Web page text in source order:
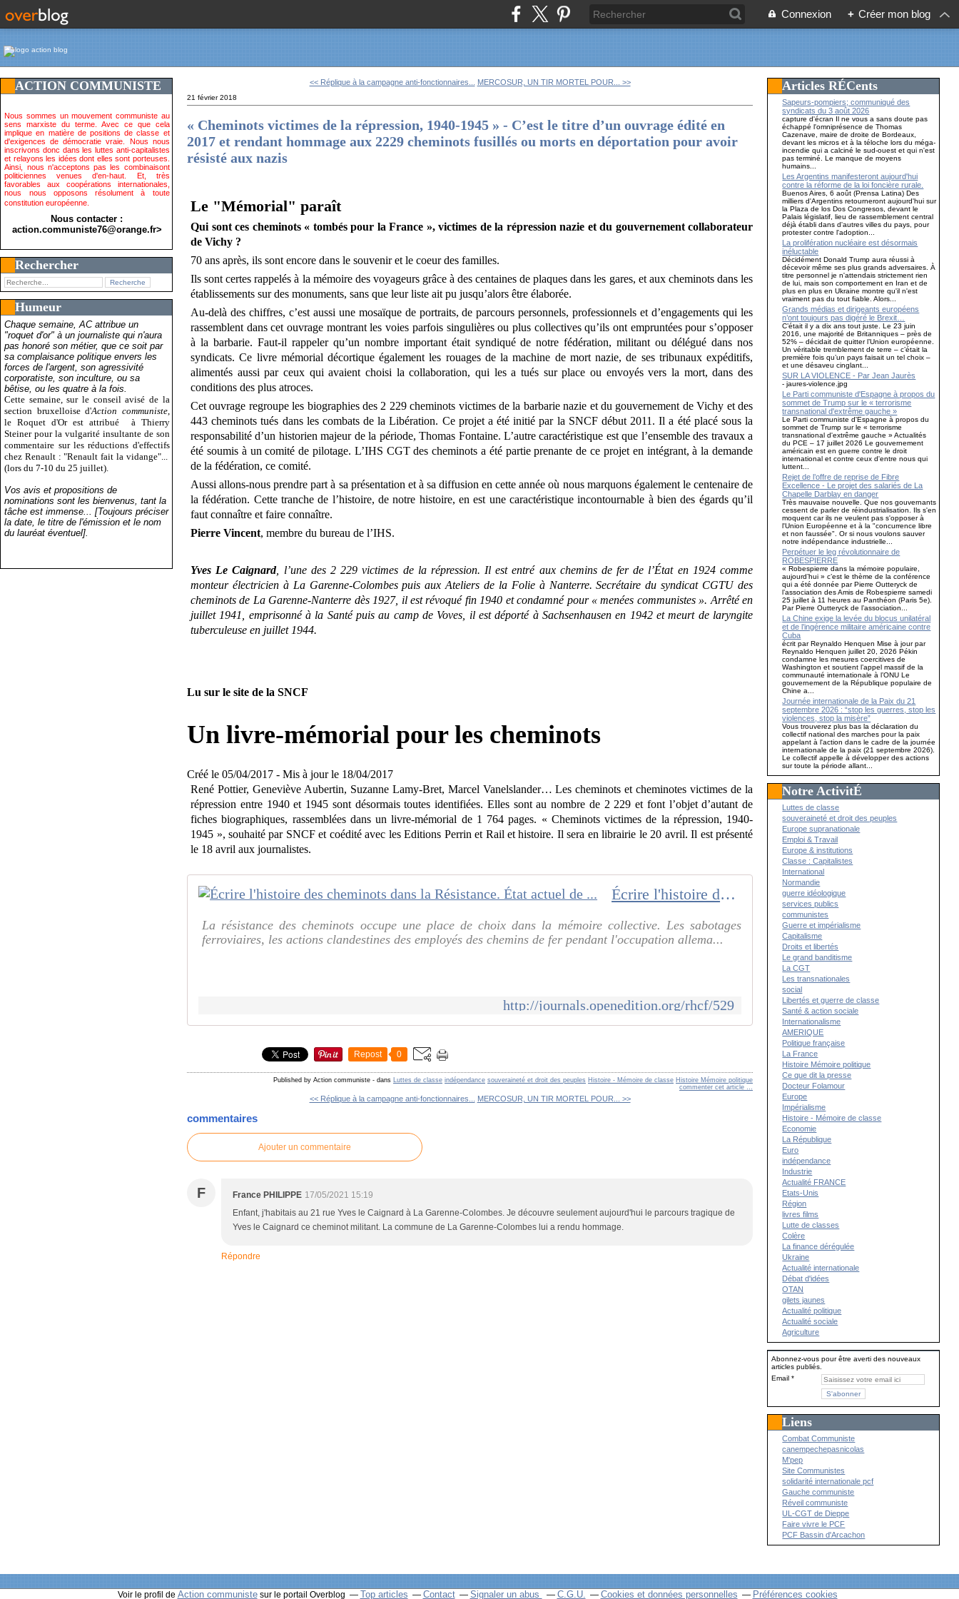
Connexion + Créer mon blog
ACTION COMMUNISTE
Nous sommes un mouvement communiste au
sens marxiste du terme. Avec ce que cela
implique en matière de positions de classe et
d'exigences de démocratie vraie. Nous nous
inscrivons donc dans les luttes anti-capitalistes
et relayons les idées dont elles sont porteuses.
Ainsi, nous n'acceptons pas les combinaisont
politiciennes venues d'en-haut. Et, très
favorables aux coopérations internationales,
nous nous opposons résolument à toute
constitution européenne.
Nous contacter :
action.communiste76@orange.fr>
Rechercher
Humeur
Chaque semaine, AC attribue un
"roquet d'or" à un journaliste qui n'aura
pas honoré son métier, que ce soit par
sa complaisance politique envers les
forces de l'argent, son agressivité
corporatiste, son inculture, ou sa
bêtise, ou les quatre à la fois.
Cette semaine, sur le conseil avisé de la
section bruxelloise d'Action communiste,
le Roquet d'Or est attribué
à Thierry
Steiner pour la vulgarité insultante de son
commentaire sur les réductions d'effectifs
chez Renault : "Renault fait la vidange"...
(lors du 7-10 du 25 juillet).
Vos avis et propositions de
nominations sont les bienvenus, tant la
tâche est immense... [Toujours préciser
la date, le titre de l'émission et le nom
du lauréat éventuel].
<< Réplique à la campagne anti-fonctionnaires... MERCOSUR, UN TIR MORTEL POUR... >>
21 février 2018
« Cheminots victimes de la répression, 1940-1945 » - C’est le titre d’un ouvrage édité en
2017 et rendant hommage aux 2229 cheminots fusillés ou morts en déportation pour avoir
résisté aux nazis
Le "Mémorial" paraît
Qui sont ces cheminots « tombés pour la France », victimes de la répression nazie et du gouvernement collaborateur
de Vichy ?
70 ans après, ils sont encore dans le souvenir et le coeur des familles.
Ils sont certes rappelés à la mémoire des voyageurs grâce à des centaines de plaques dans les gares, et aux cheminots dans les
établissements sur des monuments, sans que leur liste ait pu jusqu’alors être élaborée.
Au-delà des chiffres, c’est aussi une mosaïque de portraits, de parcours personnels, professionnels et d’engagements qui les
rassemblent dans cet ouvrage montrant les voies parfois singulières ou plus collectives qu’ils ont empruntées pour s’opposer
à la barbarie. Faut-il rappeler qu’un nombre important était syndiqué de notre fédération, militant ou délégué dans nos
syndicats. Ce livre mémorial décortique également les rouages de la machine de mort nazie, de ses tribunaux expéditifs,
alimentés aussi par ceux qui avaient choisi la collaboration, qui les a tués sur place ou envoyés vers la mort, dans des
conditions des plus atroces.
Cet ouvrage regroupe les biographies des 2 229 cheminots victimes de la barbarie nazie et du gouvernement de Vichy et des
443 cheminots tués dans les combats de la Libération. Ce projet a été initié par la SNCF début 2011. Il a été placé sous la
responsabilité d’un historien majeur de la période, Thomas Fontaine. L’autre caractéristique est que l’ensemble des travaux a
été soumis à un comité de pilotage. L’IHS CGT des cheminots a été partie prenante de ce projet en intégrant, à la demande
de la fédération, ce comité.
Aussi allons-nous prendre part à sa présentation et à sa diffusion en cette année où nous marquons également le centenaire de
la fédération. Cette tranche de l’histoire, de notre histoire, en est une caractéristique incontournable à bien des égards qu’il
faut connaître et faire connaître.
Pierre Vincent, membre du bureau de l’IHS.
Yves Le Caignard, l’une des 2 229 victimes de la répression. Il est entré aux chemins de fer de l’État en 1924 comme
monteur électricien à La Garenne-Colombes puis aux Ateliers de la Folie à Nanterre. Secrétaire du syndicat CGTU des
cheminots de La Garenne-Nanterre dès 1927, il est révoqué fin 1940 et condamné pour « menées communistes ». Arrêté en
juillet 1941, emprisonné à la Santé puis au camp de Voves, il est déporté à Sachsenhausen en 1942 et meurt de laryngite
tuberculeuse en juillet 1944.
Lu sur le site de la SNCF
Un livre-mémorialpour les cheminots
Créé le 05/04/2017 - Mis à jour le 18/04/2017
René Pottier, Geneviève Aubertin, Suzanne Lamy-Bret, Marcel Vanelslander… Les cheminots et cheminotes victimes de la
répression entre 1940 et 1945 sont désormais toutes identifiées. Elles sont au nombre de 2 229 et font l’objet d’autant de
fiches biographiques, rassemblées dans un livre-mémorial de 1 764 pages. « Cheminots victimes de la répression, 1940-
1945 », souhaité par SNCF et coédité avec les Editions Perrin et Rail et histoire. Il sera en librairie le 20 avril. Il est présenté
le 18 avril aux journalistes.
Écrire l'histoire des cheminots dans la Résistance. État actuel de ...
La résistance des cheminots occupe une place de choix dans la mémoire collective. Les sabotages
ferroviaires, les actions clandestines des employés des chemins de fer pendant l'occupation allema...
http://journals.openedition.org/rhcf/529
Repost 0
Published by Action communiste - dans Luttes de classe indépendance souveraineté et droit des peuples Histoire - Mémoire de classe Histoire Mémoire politique
commenter cet article …
<< Réplique à la campagne anti-fonctionnaires... MERCOSUR, UN TIR MORTEL POUR... >>
commentaires
Ajouter un commentaire
F France PHILIPPE 17/05/2021 15:19
Enfant, j'habitais au 21 rue Yves le Caignard à La Garenne-Colombes. Je découvre seulement aujourd'hui le parcours tragique de
Yves le Caignard ce cheminot militant. La commune de La Garenne-Colombes lui a rendu hommage.
Répondre
Articles RÉCents
Sapeurs-pompiers; communiqué des
syndicats du 3 août 2026
capture d'écran Il ne vous a sans doute pas
échappé l'omniprésence de Thomas
Cazenave, maire de droite de Bordeaux,
devant les micros et à la téloche lors du méga-
incendie qui a calciné le sud-ouest et qui n'est
pas terminé. Le manque de moyens
humains...
Les Argentins manifesteront aujourd'hui
contre la réforme de la loi foncière rurale.
Buenos Aires, 6 août (Prensa Latina) Des
milliers d'Argentins retourneront aujourd'hui sur
la Plaza de los Dos Congresos, devant le
Palais législatif, lieu de rassemblement central
déjà établi dans d'autres villes du pays, pour
protester contre l'adoption...
La prolifération nucléaire est désormais
inéluctable
Décidément Donald Trump aura réussi à
décevoir même ses plus grands adversaires. À
titre personnel je n'attendais strictement rien
de lui, mais son comportement en Iran et de
plus en plus en Ukraine montre qu'il n'est
vraiment pas du tout fiable. Alors...
Grands médias et dirigeants européens
n’ont toujours pas digéré le Brexit…
C’était il y a dix ans tout juste. Le 23 juin
2016, une majorité de Britanniques – près de
52% – décidait de quitter l’Union européenne.
Un véritable tremblement de terre – c’était la
première fois qu’un pays faisait un tel choix –
et une désaveu cinglant...
SUR LA VIOLENCE - Par Jean Jaurès
- jaures-violence.jpg
Le Parti communiste d'Espagne à propos du
sommet de Trump sur le « terrorisme
transnational d'extrême gauche »
Le Parti communiste d'Espagne à propos du
sommet de Trump sur le « terrorisme
transnational d'extrême gauche » Actualités
du PCE – 17 juillet 2026 Le gouvernement
américain est en guerre contre le droit
international et contre ceux d'entre nous qui
luttent...
Rejet de l’offre de reprise de Fibre
Excellence - Le projet des salariés de La
Chapelle Darblay en danger
Très mauvaise nouvelle. Que nos gouvernants
cessent de parler de réindustrialisation. Ils s'en
moquent car ils ne veulent pas s'opposer à
l'Union Européenne et à la "concurrence libre
et non faussée". Or si nous voulons sauver
notre indépendance industrielle...
Perpétuer le leg révolutionnaire de
ROBESPIERRE
« Robespierre dans la mémoire populaire,
aujourd’hui » c’est le thème de la conférence
qui a été donnée par Pierre Outteryck de
l’association des Amis de Robespierre samedi
25 juillet à 11 heures au Panthéon (Paris 5e).
Par Pierre Outteryck de l’association...
La Chine exige la levée du blocus unilatéral
et de l’ingérence militaire américaine contre
Cuba
écrit par Reynaldo Henquen Mise à jour par
Reynaldo Henquen juillet 20, 2026 Pékin
condamne les mesures coercitives de
Washington et soutient l’appel massif de la
communauté internationale à l’ONU Le
gouvernement de la République populaire de
Chine a...
Journée internationale de la Paix du 21
septembre 2026 : “stop les guerres, stop les
violences, stop la misère”
Vous trouverez plus bas la déclaration du
collectif national des marches pour la paix
appelant à l'action dans le cadre de la journée
internationale de la paix (21 septembre 2026).
Le collectif appelle à développer des actions
sur toute la période allant...
Notre ActivitÉ
Luttes de classe
souveraineté et droit des peuples
Europe supranationale
Emploi & Travail
Europe & institutions
Classe : Capitalistes
International
Normandie
guerre idéologique
services publics
communistes
Guerre et impérialisme
Capitalisme
Droits et libertés
Le grand banditisme
La CGT
Les transnationales
social
Libertés et guerre de classe
Santé & action sociale
Internationalisme
AMERIQUE
Politique française
La France
Histoire Mémoire politique
Ce que dit la presse
Docteur Folamour
Europe
Impérialisme
Histoire - Mémoire de classe
Economie
La République
Euro
indépendance
Industrie
Actualité FRANCE
Etats-Unis
Région
livres films
Lutte de classes
Colère
La finance dérégulée
Ukraine
Actualité internationale
Débat d'idées
OTAN
gilets jaunes
Actualité politique
Actualité sociale
Agriculture
Abonnez-vous pour être averti des nouveaux
articles publiés.
Email
Liens
Combat Communiste
canempechepasnicolas
M'pep
Site Communistes
solidarité internationale pcf
Gauche communiste
Réveil communiste
UL-CGT de Dieppe
Faire vivre le PCF
PCF Bassin d'Arcachon
Voir le profil de Action communistesur le portail Overblog Top articles Contact Signaler un abus C.G.U. Cookies et données personnelles Préférences cookies